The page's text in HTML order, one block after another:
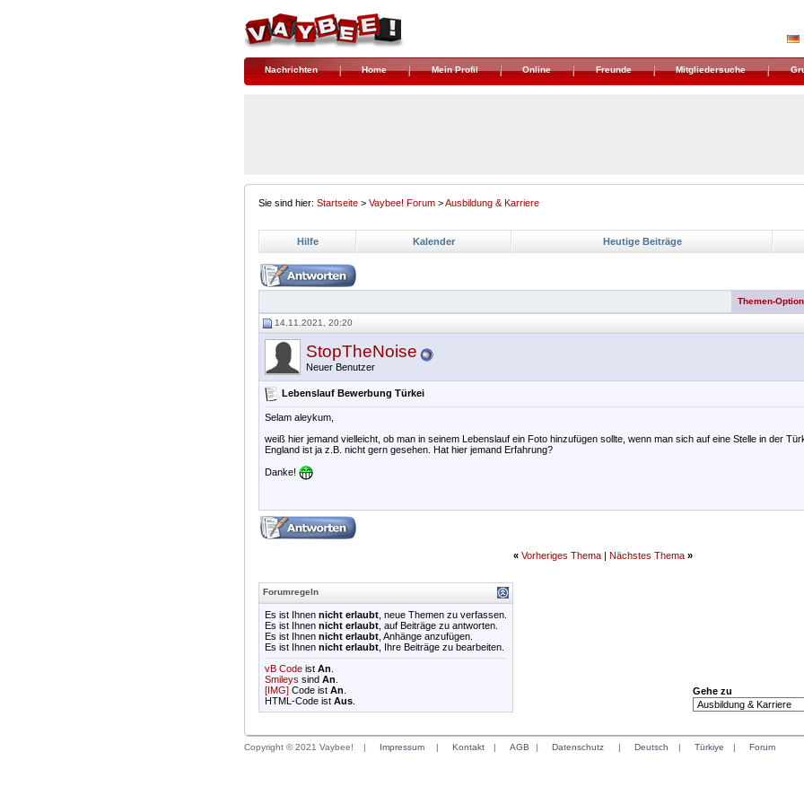
Nachrichten Home Mein Profil Online Freunde Mitgliedersuche
Sie sind hier: Startseite > Vaybee! Forum >Ausbildung & Karriere
Hilfe Kalender Heutige Beiträge
Themen-
14.11.2021, 20:20
StopTheNoise
Neuer Benutzer
Lebenslauf Bewerbung Türkei
Selam aleykum,
weiß hier jemand vielleicht, ob man in seinem Lebenslauf ein Foto hinzufügen sollte, wenn man sich auf eine Stelle in der
England ist ja z.B. nicht gern gesehen. Hat hier jemand Erfahrung?
Danke!
« Vorheriges Thema | Nächstes Thema »
Forumregeln
Es ist Ihnen nicht erlaubt , neue Themen zu verfassen.
Es ist Ihnen nicht erlaubt , auf Beiträge zu antworten.
Es ist Ihnen nicht erlaubt , Anhänge anzufügen.
Es ist Ihnen nicht erlaubt , Ihre Beiträge zu bearbeiten.
vB Code ist An
Smileys sind An
[IMG] Code ist An
HTML-Code ist Aus
Gehe zu
Copyright © 2021 Vaybee! | Impressum | Kontakt | AGB | Datenschutz | Deutsch | Türkiye | Forum